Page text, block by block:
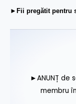
►Fii pregătit pentru
►ANUNȚ de
membru